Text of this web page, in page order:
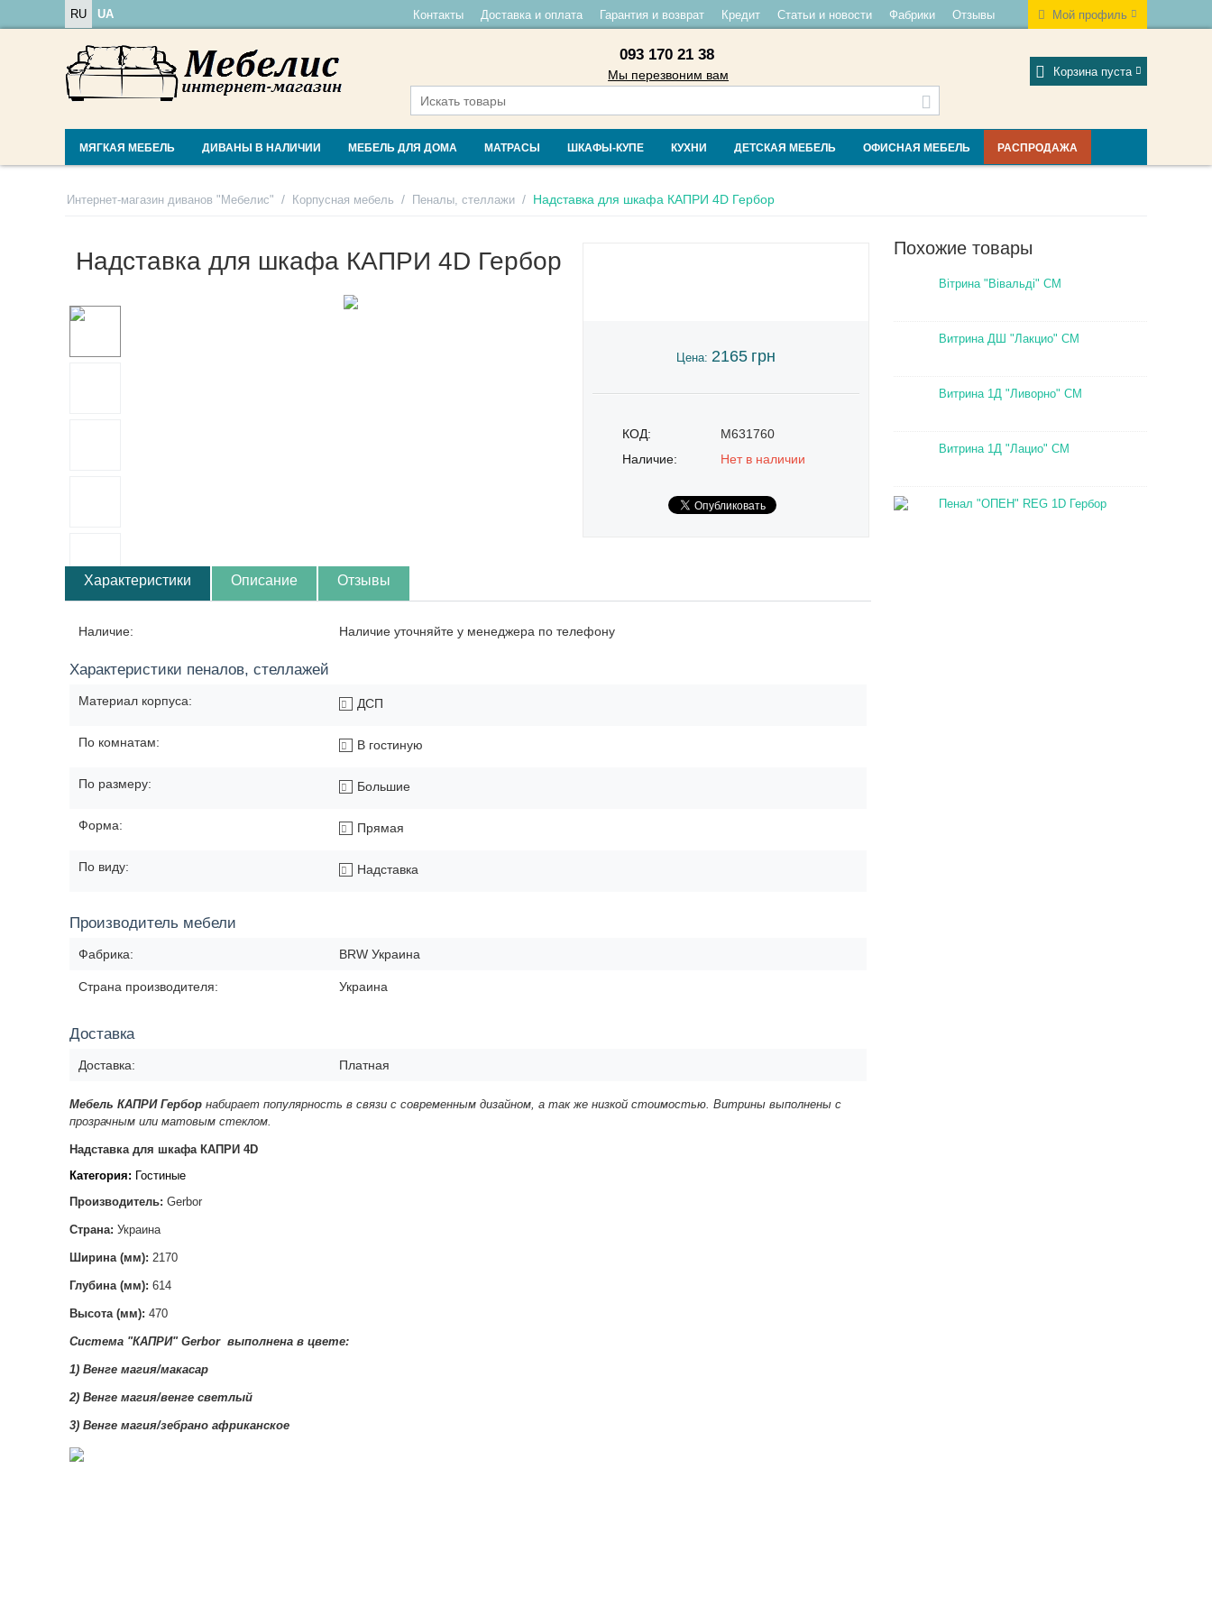
RU UA Мой профиль
Контакты Доставка и оплата Гарантия и возврат Кредит Статьи и новости Фабрики Отзывы
093 170 21 38
Мы перезвоним вам Корзина пуста
МЯГКАЯ МЕБЕЛЬ ДИВАНЫ В НАЛИЧИИ МЕБЕЛЬ ДЛЯ ДОМА МАТРАСЫ ШКАФЫ-КУПЕ КУХНИ ДЕТСКАЯ МЕБЕЛЬ ОФИСНАЯ МЕБЕЛЬ РАСПРОДАЖА
Интернет-магазин диванов "Мебелис" / Корпусная мебель / Пеналы, стеллажи / Надставка для шкафа КАПРИ 4D Гербор
Надставка для шкафа КАПРИ 4D Гербор
Цена: 2165 грн
КОД:
M631760
Наличие:
Нет в наличии
Характеристики Описание Отзывы
Наличие: Наличие уточняйте у менеджера по телефону
Характеристики пеналов, стеллажей
Материал корпуса: ДСП
По комнатам: В гостиную
По размеру: Большие
Форма: Прямая
По виду: Надставка
Производитель мебели
Фабрика: BRW Украина
Страна производителя: Украина
Доставка
Доставка: Платная
Мебель КАПРИ Гербор набирает популярность в связи с современным дизайном, а так же низкой стоимостью. Витрины выполнены с
прозрачным или матовым стеклом.
Надставка для шкафа КАПРИ 4D
Категория: Гостиные
Производитель: Gerbor
Страна: Украина
Ширина (мм): 2170
Глубина (мм): 614
Высота (мм): 470
Система "КАПРИ" Gerborвыполнена в цвете:
1) Венге магия/макасар
2) Венге магия/венге светлый
3) Венге магия/зебрано африканское
Похожие товары
Вітрина "Вівальді" СМ
Витрина ДШ "Лакцио" СМ
Витрина 1Д "Ливорно" СМ
Витрина 1Д "Лацио" СМ
Пенал "ОПЕН" REG 1D Гербор